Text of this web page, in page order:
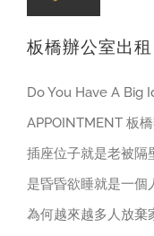
板橋辦公室出租
Do You Have A Big
APPOINTMENT 板
插座位子就是老被隔
是昏昏欲睡就是一個
為何越來越多人放棄